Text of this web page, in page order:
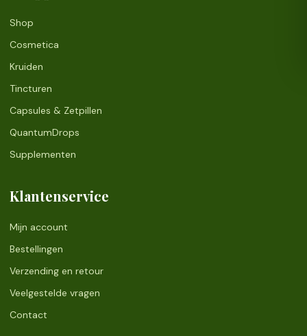
Shop
Cosmetica
Kruiden
Tincturen
Capsules & Zetpillen
QuantumDrops
Supplementen
Klantenservice
Mijn account
Bestellingen
Verzending en retour
Veelgestelde vragen
Contact